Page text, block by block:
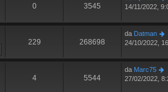
0 3545
14/11/2022,
229 268698
da Datman
24/10/2022,
4 5544
da Marc75
27/02/2022,